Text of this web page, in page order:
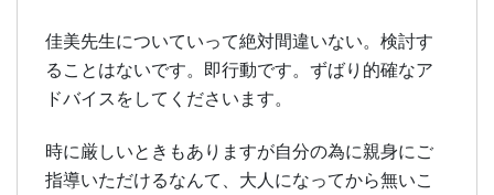
佳美先生についていって絶対間違いない。検討す
ることはないです。即行動です。ずばり的確なア
ドバイスをしてくださいます。
時に厳しいときもありますが自分の為に親身にご
指導いただけるなんて、大人になってから無いこ